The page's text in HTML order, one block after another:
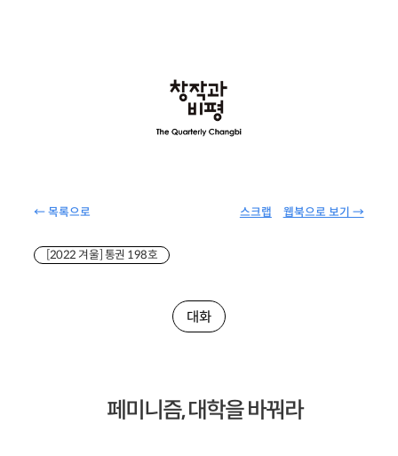
← 목록으로 웹북으로 보기 →
스크랩
[2022 겨울] 통권 198호
대화
페미니즘, 대학을 바꿔라